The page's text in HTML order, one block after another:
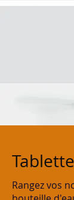
Rangez vos